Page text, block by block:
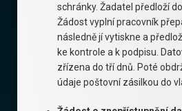
schránky. Žadatel předloží
Žádost vyplní pracovník
následně jí vytiskne a
ke kontrole a k podpisu.
zřízena do tří dnů. Poté
údaje poštovní zásilkou do